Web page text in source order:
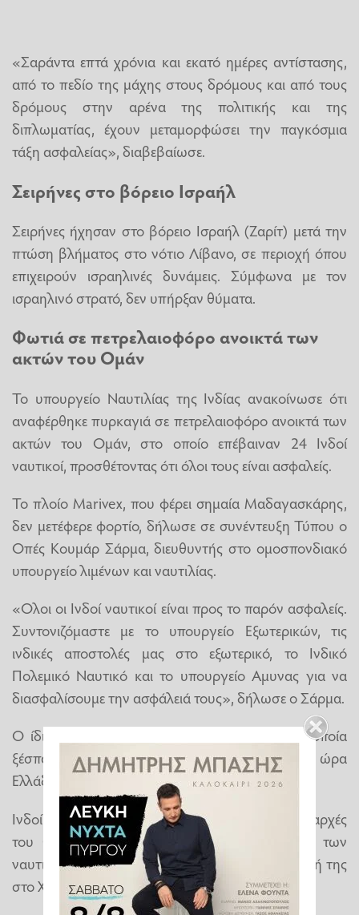
«Σαράντα επτά χρόνια και εκατό ημέρες αντίστασης,
από το πεδίο της μάχης στους δρόμους και από τους
δρόμους στην αρένα της πολιτικής και της
διπλωματίας, έχουν μεταμορφώσει την παγκόσμια
τάξη ασφαλείας», διαβεβαίωσε.
Σειρήνες στο βόρειο Ισραήλ
Σειρήνες ήχησαν στο βόρειο Ισραήλ (Ζαρίτ) μετά την
πτώση βλήματος στο νότιο Λίβανο, σε περιοχή όπου
επιχειρούν ισραηλινές δυνάμεις. Σύμφωνα με τον
ισραηλινό στρατό, δεν υπήρξαν θύματα.
Φωτιά σε πετρελαιοφόρο ανοικτά των
ακτών του Ομάν
Το υπουργείο Ναυτιλίας της Ινδίας ανακοίνωσε ότι
αναφέρθηκε πυρκαγιά σε πετρελαιοφόρο ανοικτά των
ακτών του Ομάν, στο οποίο επέβαιναν 24 Ινδοί
ναυτικοί, προσθέτοντας ότι όλοι τους είναι ασφαλείς.
Το πλοίο Marivex, που φέρει σημαία Μαδαγασκάρης,
δεν μετέφερε φορτίο, δήλωσε σε συνέντευξη Τύπου ο
Οπές Κουμάρ Σάρμα, διευθυντής στο ομοσπονδιακό
υπουργείο λιμένων και ναυτιλίας.
«Ολοι οι Ινδοί ναυτικοί είναι προς το παρόν ασφαλείς.
Συντονιζόμαστε με το υπουργείο Εξωτερικών, τις
ινδικές αποστολές μας στο εξωτερικό, το Ινδικό
Πολεμικό Ναυτικό και το υπουργείο Αμυνας για να
διασφαλίσουμε την ασφάλειά τους», δήλωσε ο Σάρμα.
Ο ίδιος ανέφερε ότι η αιτία της πυρκαγιάς, η οποία
ξέσπασε στο πλοίο στις 13:30 τοπική ώρα (11:00 ώρα
Ελλάδος), δεν έγινε άμεσα γνωστή.
Ινδοί αξιωματούχοι βρίσκονται σε επαφή με τις αρχές
του Ομάν για τη διάσωση και την ασφάλεια των
ναυτικών, ανέφερε η ινδική πρεσβεία σε ανάρτησή της
στο X.